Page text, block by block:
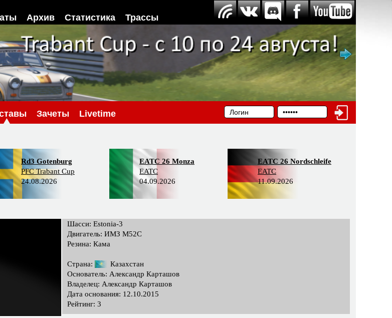
Архив Статистика Трассы
Зачеты Livetime
Rd3 Gotenburg
PFC Trabant Cup
24.08.2026
EATC 26 Monza
EATC
04.09.2026
EATC 26 Nordschleife
EATC
11.09.2026
Шасси: Estonia-3
Двигатель: ИМЗ М52С
Резина: Кама
Страна:
Казахстан
Основатель: Александр Карташов
Владелец: Александр Карташов
Дата основания: 12.10.2015
Рейтинг: 3